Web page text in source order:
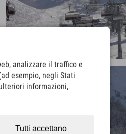
analizzare il traffico e
esempio, negli Stati
informazioni,
Tutti accettano